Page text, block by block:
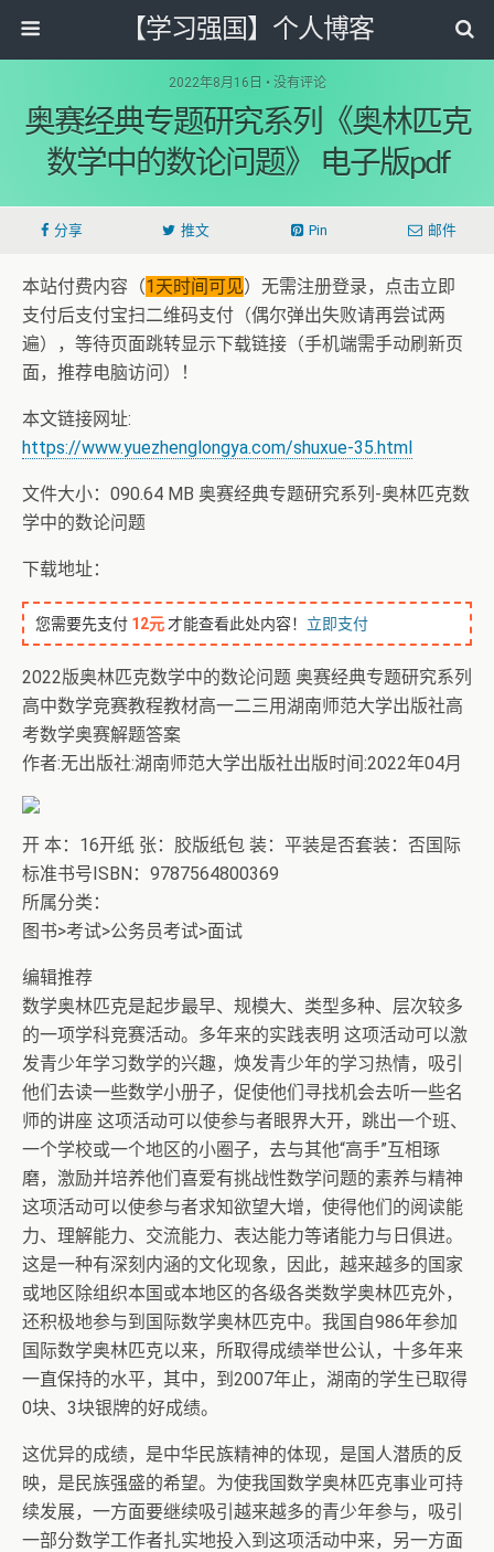
【学习强国】个人博客
2022年8月16日 • 没有评论
奥赛经典专题研究系列《奥林匹克
数学中的数论问题》 电子版pdf
分享 推文 Pin 邮件
本站付费内容（1天时间可见）无需注册登录，点击立即
支付后支付宝扫二维码支付（偶尔弹出失败请再尝试两
遍），等待页面跳转显示下载链接（手机端需手动刷新页
面，推荐电脑访问）！
本文链接网址:
https://www.yuezhenglongya.com/shuxue-35.html
文件大小：090.64 MB 奥赛经典专题研究系列-奥林匹克数
学中的数论问题
下载地址：
您需要先支付 12元 才能查看此处内容！ 立即支付
2022版奥林匹克数学中的数论问题 奥赛经典专题研究系列
高中数学竞赛教程教材高一二三用湖南师范大学出版社高
考数学奥赛解题答案
作者:无出版社:湖南师范大学出版社出版时间:2022年04月
开 本：16开纸 张：胶版纸包 装：平装是否套装：否国际
标准书号ISBN：9787564800369
所属分类：
图书>考试>公务员考试>面试
编辑推荐
数学奥林匹克是起步最早、规模大、类型多种、层次较多
的一项学科竞赛活动。多年来的实践表明 这项活动可以激
发青少年学习数学的兴趣，焕发青少年的学习热情，吸引
他们去读一些数学小册子，促使他们寻找机会去听一些名
师的讲座 这项活动可以使参与者眼界大开，跳出一个班、
一个学校或一个地区的小圈子，去与其他“高手”互相琢
磨，激励并培养他们喜爱有挑战性数学问题的素养与精神
这项活动可以使参与者求知欲望大增，使得他们的阅读能
力、理解能力、交流能力、表达能力等诸能力与日俱进。
这是一种有深刻内涵的文化现象，因此，越来越多的国家
或地区除组织本国或本地区的各级各类数学奥林匹克外，
还积极地参与到国际数学奥林匹克中。我国自986年参加
国际数学奥林匹克以来，所取得成绩举世公认，十多年来
一直保持的水平，其中，到2007年止，湖南的学生已取得
0块、3块银牌的好成绩。
这优异的成绩，是中华民族精神的体现，是国人潜质的反
映，是民族强盛的希望。为使我国数学奥林匹克事业可持
续发展，一方面要继续吸引越来越多的青少年参与，吸引
一部分数学工作者扎实地投入到这项活动中来，另一方面